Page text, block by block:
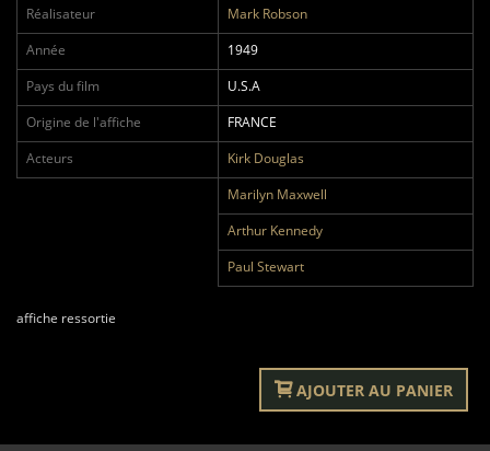
Réalisateur
Mark Robson
Année
1949
Pays du film
U.S.A
Origine de l'affiche
FRANCE
Acteurs
Kirk Douglas
Marilyn Maxwell
Arthur Kennedy
Paul Stewart
affiche ressortie
AJOUTER AU PANIER